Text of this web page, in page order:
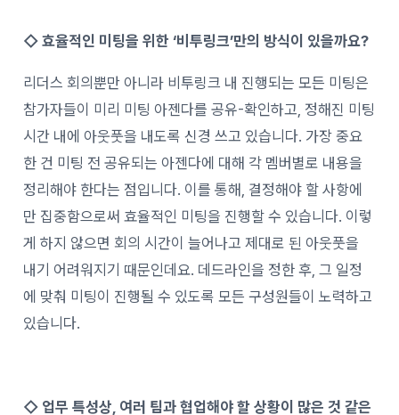
◇효율적인 미팅을 위한 ‘비투링크’만의 방식이 있을까요?
리더스 회의뿐만 아니라 비투링크 내 진행되는 모든 미팅은
참가자들이 미리 미팅 아젠다를 공유-확인하고, 정해진 미팅
시간 내에 아웃풋을 내도록 신경 쓰고 있습니다. 가장 중요
한 건 미팅 전 공유되는 아젠다에 대해 각 멤버별로 내용을
정리해야 한다는 점입니다. 이를 통해, 결정해야 할 사항에
만 집중함으로써 효율적인 미팅을 진행할 수 있습니다. 이렇
게 하지 않으면 회의 시간이 늘어나고 제대로 된 아웃풋을
내기 어려워지기 때문인데요. 데드라인을 정한 후, 그 일정
에 맞춰 미팅이 진행될 수 있도록 모든 구성원들이 노력하고
있습니다.
◇ 업무 특성상, 여러 팀과 협업해야 할 상황이 많은 것 같은